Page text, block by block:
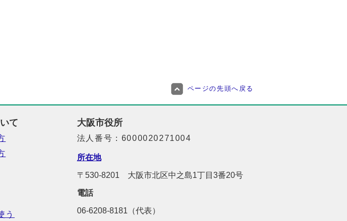
ページの先頭へ戻る
て
う
大阪市役所
法人番号：6000020271004
所在地
〒530-8201 大阪市北区中之島1丁目3番20号
電話
06-6208-8181（代表）